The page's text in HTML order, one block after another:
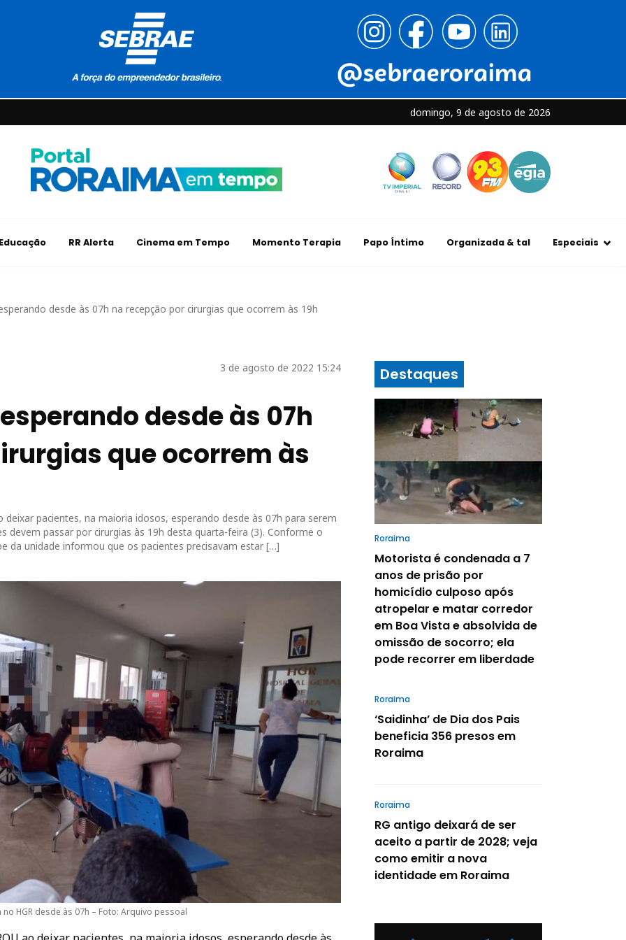
domingo, 9 de agosto de 2026
RR Alerta Cinema em Tempo Momento Terapia Papo Íntimo Organizada & tal Especiais
desde às 07h na recepção por cirurgias que ocorrem às 19h
3 de agosto de 2022 15:24
desde às 07h
que ocorrem às
deixar pacientes, na maioria idosos, esperando desde às 07h para serem
devem passar por cirurgias às 19h desta quarta-feira (3). Conforme o
da unidade informou que os pacientes precisavam estar […]
HGR desde às 07h – Foto: Arquivo pessoal
Destaques
Roraima
Motorista é condenada a 7
anos de prisão por
homicídio culposo após
atropelar e matar corredor
em Boa Vista e absolvida de
omissão de socorro; ela
pode recorrer em liberdade
Roraima
‘Saidinha’ de Dia dos Pais
beneficia 356 presos em
Roraima
Roraima
RG antigo deixará de ser
aceito a partir de 2028; veja
como emitir a nova
identidade em Roraima